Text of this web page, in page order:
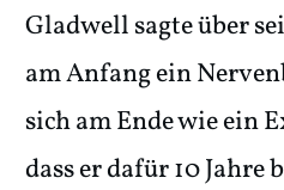
Gladwell sagte über
am Anfang ein
sich am Ende wie ein
dass er dafür 10 Jahre